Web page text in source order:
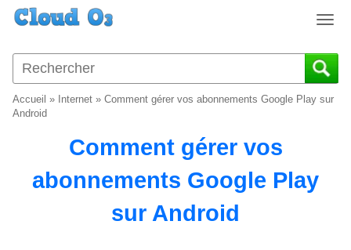
T
g
g
Accueil » Internet » Comment gérer vos abonnements Google Play sur
Android
Comment gérer vos
abonnements Google Play
sur Android